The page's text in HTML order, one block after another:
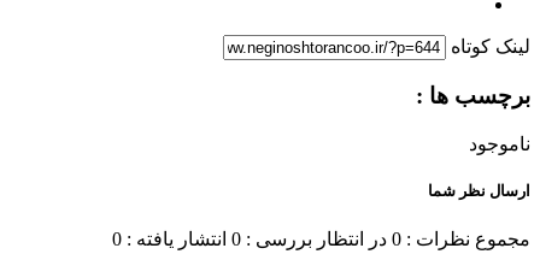
لینک کوتاه
برچسب ها :
ناموجود
ارسال نظر شما
مجموع نظرات : 0 در انتظار بررسی : 0 انتشار یافته : 0